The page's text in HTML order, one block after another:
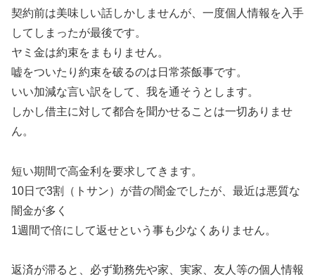
契約前は美味しい話しかしませんが、一度個人情報を入手
してしまったが最後です。
ヤミ金は約束をまもりません。
嘘をついたり約束を破るのは日常茶飯事です。
いい加減な言い訳をして、我を通そうとします。
しかし借主に対して都合を聞かせることは一切ありませ
ん。
短い期間で高金利を要求してきます。
10日で3割（トサン）が昔の闇金でしたが、最近は悪質な
闇金が多く
1週間で倍にして返せという事も少なくありません。
返済が滞ると、必ず勤務先や家、実家、友人等の個人情報